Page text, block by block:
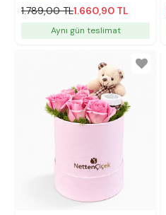
1.789,00 TL1.660,90 TL
Aynı gün teslimat